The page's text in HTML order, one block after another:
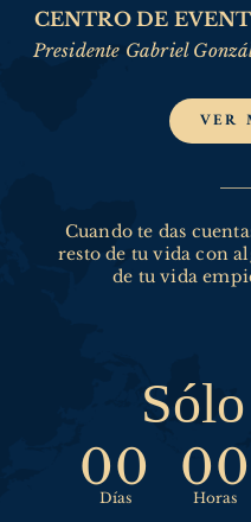
CENTRO DE
Presidente Gabriel
VER
Cuando te das
resto de tu vida con
de tu vida
00
Días
00
Horas